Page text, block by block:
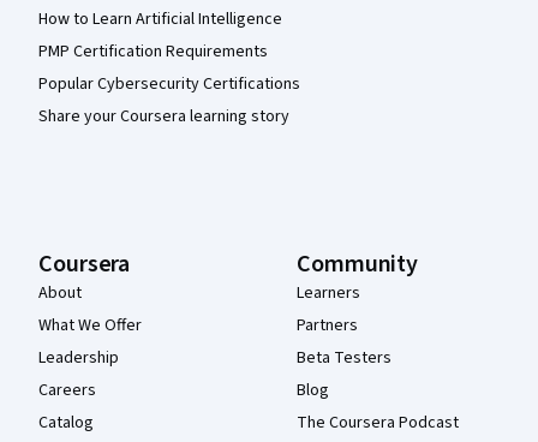
How to Learn Artificial Intelligence
PMP Certification Requirements
Popular Cybersecurity Certifications
Share your Coursera learning story
Coursera
About
What We Offer
Leadership
Careers
Catalog
Community
Learners
Partners
Beta Testers
Blog
The Coursera Podcast